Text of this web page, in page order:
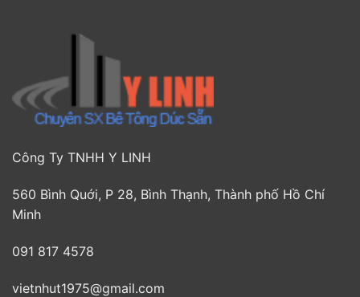
Công Ty TNHH Y LINH
560 Bình Quới, P 28, Bình Thạnh, Thành phố Hồ Chí
Minh
091 817 4578
vietnhut1975@gmail.com